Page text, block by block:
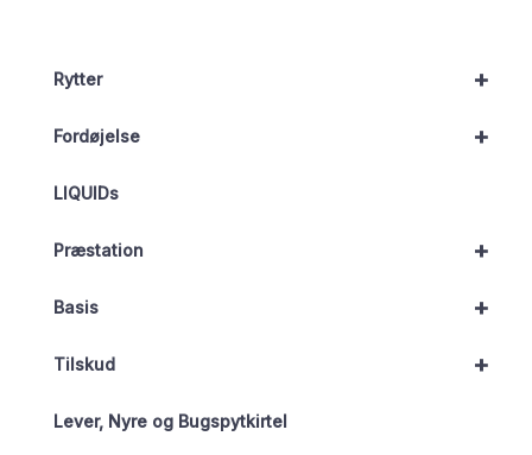
+
Rytter
+
Fordøjelse
LIQUIDs
+
Præstation
+
Basis
+
Tilskud
Lever, Nyre og Bugspytkirtel